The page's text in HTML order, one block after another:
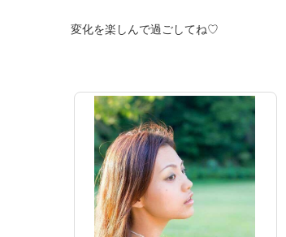
変化を楽しんで過ごしてね♡